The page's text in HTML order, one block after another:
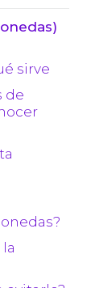
sirve
de